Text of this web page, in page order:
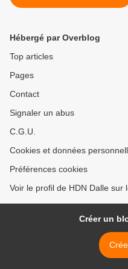
Hébergé par Overblog
Top articles
Pages
Contact
Signaler un abus
C.G.U.
Cookies et données
Préférences cookies
Voir le profil de HDN Dalle sur
Créer un